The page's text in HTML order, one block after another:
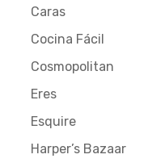
Caras
Cocina Fácil
Cosmopolitan
Eres
Esquire
Harper’s Bazaar